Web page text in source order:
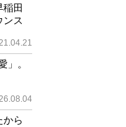
稲田
ンス
」。
から